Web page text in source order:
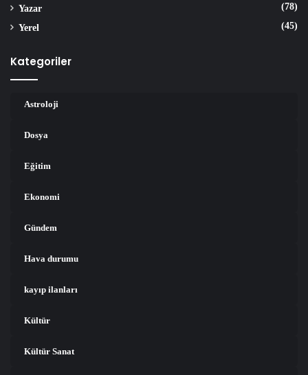
Yazar (78)
Yerel (45)
Kategoriler
Astroloji
Dosya
Eğitim
Ekonomi
Gündem
Hava durumu
kayıp ilanları
Kültür
Kültür Sanat